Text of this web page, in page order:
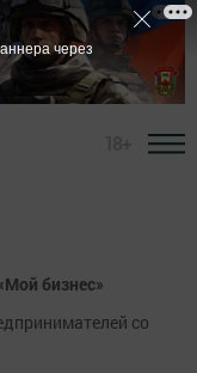
бизнес»
со
через